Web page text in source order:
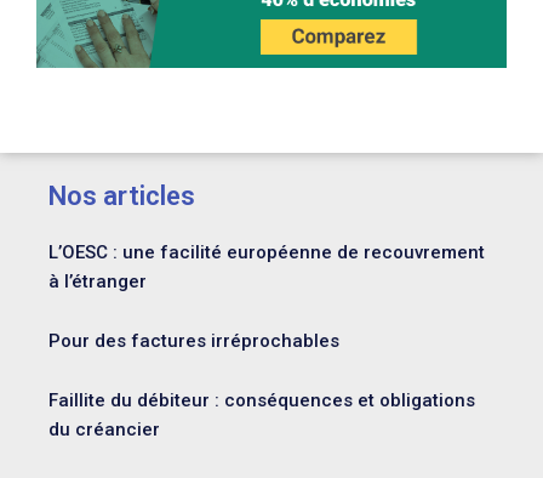
Nos articles
L’OESC : une facilité européenne de recouvrement
à l’étranger
Pour des factures irréprochables
Faillite du débiteur : conséquences et obligations
du créancier